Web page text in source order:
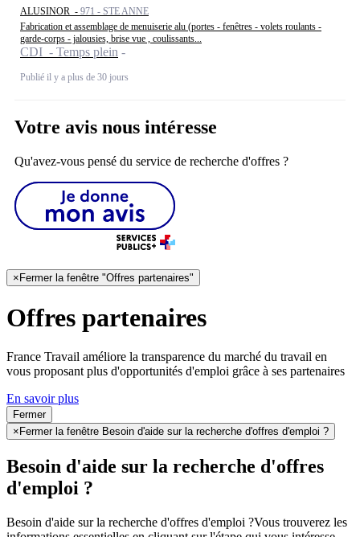
ALUSINOR - 971 - STE ANNE
Fabrication et assemblage de menuiserie alu (portes - fenêtres - volets roulants -
garde-corps - jalousies, brise vue , coulissants...
CDI - Temps plein
Publié il y a plus de 30 jours
Votre avis nous intéresse
Qu'avez-vous pensé du service de recherche d'offres ?
×Fermer la fenêtre "Offres partenaires"
Offres partenaires
France Travail améliore la transparence du marché du travail en
vous proposant plus d'opportunités d'emploi grâce à ses partenaires
En savoir plus
Fermer
× Fermer la fenêtre Besoin d'aide sur la recherche d'offres d'emploi ?
Besoin d'aide sur la recherche d'offres
d'emploi ?
Besoin d'aide sur la recherche d'offres d'emploi ?Vous trouverez les